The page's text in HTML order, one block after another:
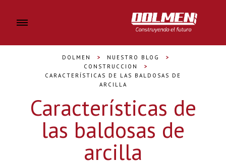
DOLMEN > NUESTRO BLOG
>
CONSTRUCCION
>
CARACTERÍSTICAS DE LAS BALDOSAS DE
ARCILLA
Características de
las baldosas de
arcilla